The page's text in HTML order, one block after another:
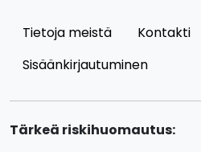
Tietoja meistä
Kontakti
Sisäänkirjautuminen
Tärkeä riskihuomautus: